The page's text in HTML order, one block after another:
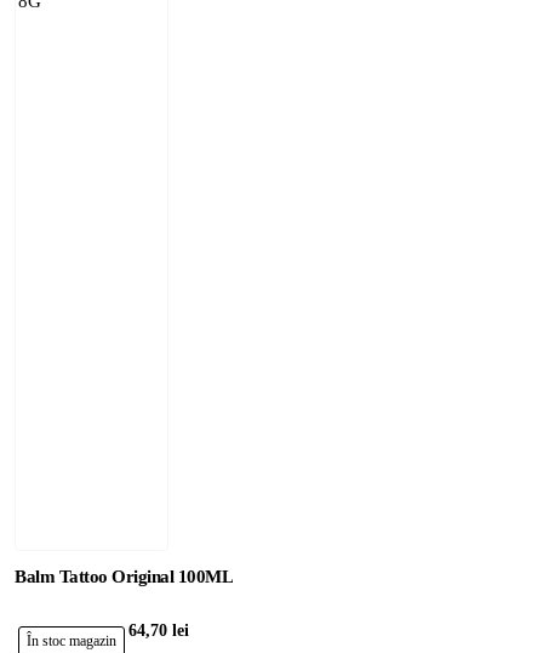
Balm Tattoo Original 100ML
În stoc magazin
64,70 lei